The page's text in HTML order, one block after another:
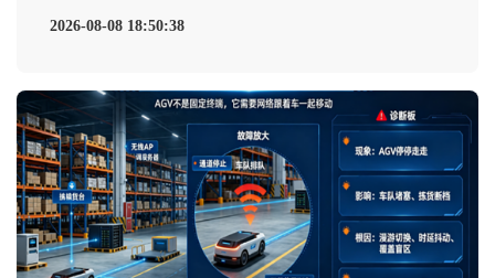
2026-08-08 18:50:38